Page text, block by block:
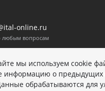
online.ru
любым вопросам
мы используем cookie
информацию о предыдущих
обрабатываются для